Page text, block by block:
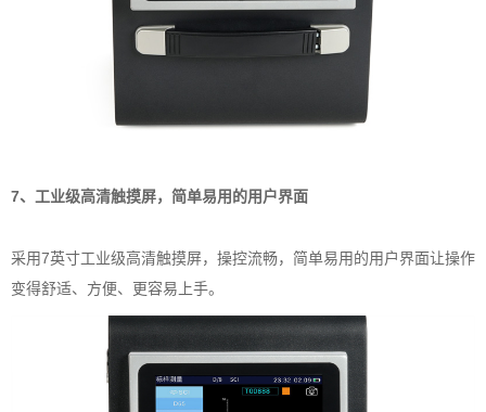
7、工业级高清触摸屏，简单易用的用户界面
采用7英寸工业级高清触摸屏，操控流畅，简单易用的用户界面让操作
变得舒适、方便、更容易上手。